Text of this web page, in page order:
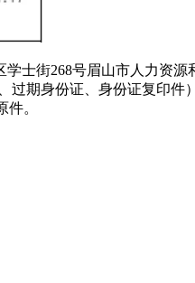
士街268号眉山市人力资源
过期身份证、身份证复印件
。